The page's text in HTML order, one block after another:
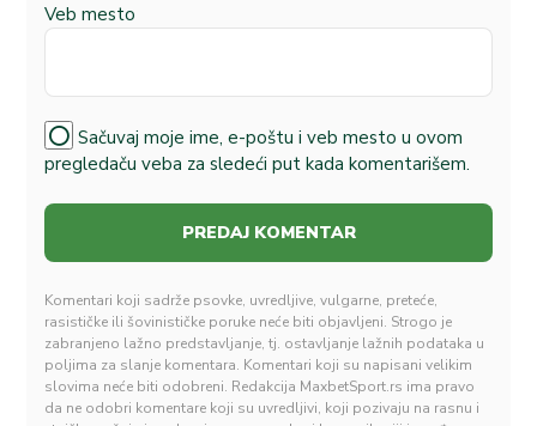
Veb mesto
Sačuvaj moje ime, e-poštu i veb mesto u ovom
pregledaču veba za sledeći put kada komentarišem.
Komentari koji sadrže psovke, uvredljive, vulgarne, preteće,
rasističke ili šovinističke poruke neće biti objavljeni. Strogo je
zabranjeno lažno predstavljanje, tj. ostavljanje lažnih podataka u
poljima za slanje komentara. Komentari koji su napisani velikim
slovima neće biti odobreni. Redakcija MaxbetSport.rs ima pravo
da ne odobri komentare koji su uvredljivi, koji pozivaju na rasnu i